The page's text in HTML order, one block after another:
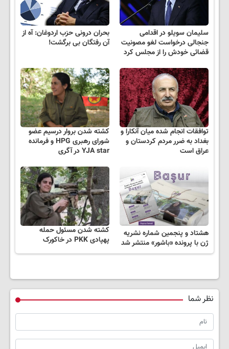
سلیمان سویلو در اقدامی
جنجالی درخواست لغو مصونیت
قضائی خودش را از مجلس کرد
بحران درونی حزب اردوغان: آه از
آن رفتگان بی برگشت!
توافقات انجام شده میان آنکارا و
بغداد به ضرر مردم کردستان و
عراق است
کشته شدن بروار درسیم عضو
شورای رهبری HPG و فرمانده
YJA star در آگری
هشتاد و پنجمین شماره نشریه
ژن با پرونده «باشور» منتشر شد
کشته شدن مسئول حمله
پهپادی PKK در خاکورک
نظر شما